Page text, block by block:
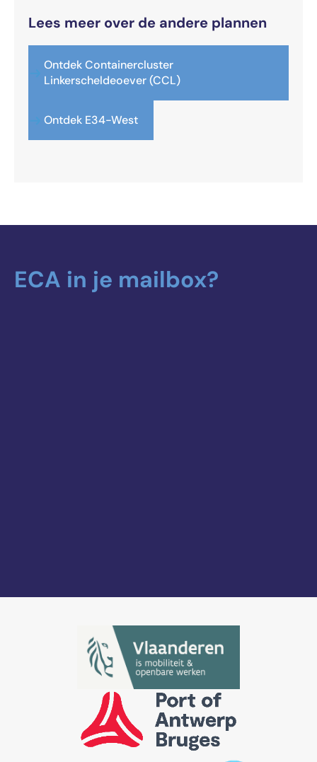
Lees meer over de andere plannen
Ontdek Containercluster
Linkerscheldeoever (CCL)
Ontdek E34-West
ECA in je mailbox?